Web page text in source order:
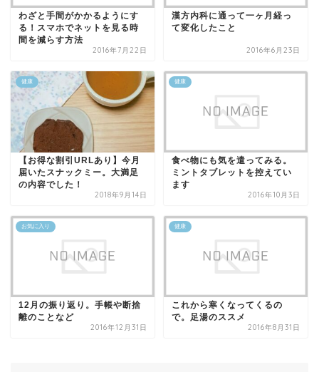
わざと手間がかかるようにす
る！スマホでネットを見る時
間を減らす方法
2016年7月22日
漢方内科に通って一ヶ月経っ
て変化したこと
2016年6月23日
健康
【お得な割引URLあり】今月
届いたスナックミー。大満足
の内容でした！
2018年9月14日
健康
食べ物にも気を遣ってみる。
ミントタブレットを控えてい
ます
2016年10月3日
お気に入り
12月の振り返り。手帳や断捨
離のことなど
2016年12月31日
健康
これから寒くなってくるの
で。足湯のススメ
2016年8月31日